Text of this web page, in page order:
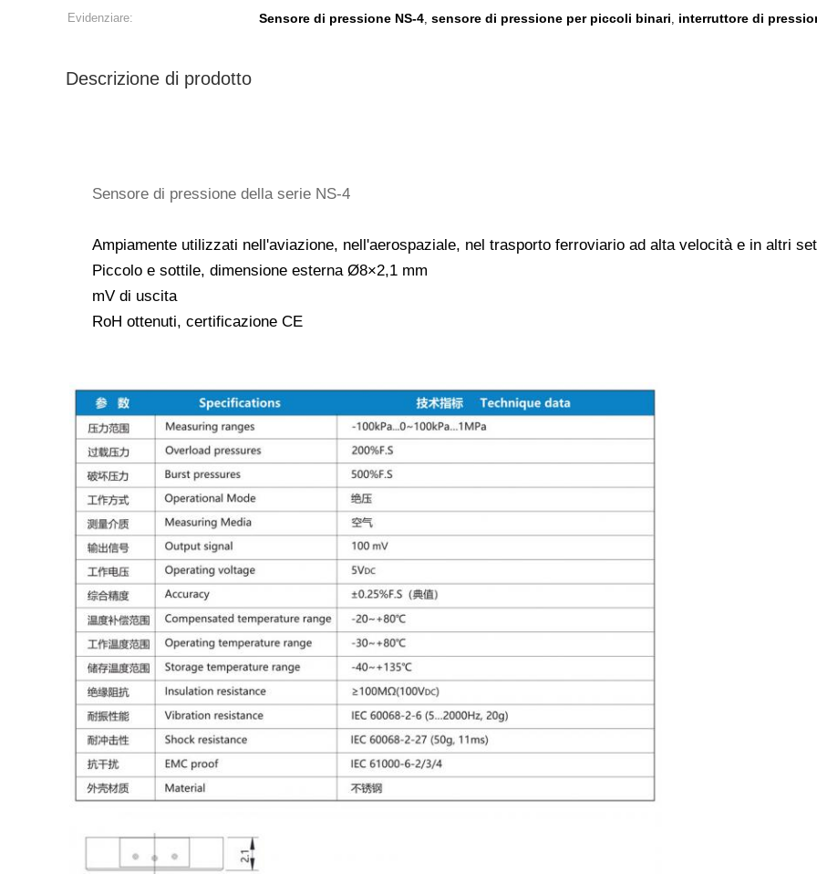
Evidenziare: Sensore di pressione NS-4, sensore di pressione per piccoli binari, interruttore di
Descrizione di prodotto
Sensore di pressione della serie NS-4
Ampiamente utilizzati nell'aviazione, nell'aerospaziale, nel trasporto ferroviario ad alta velocità e in altri
Piccolo e sottile, dimensione esterna Ø8×2,1 mm
mV di uscita
RoH ottenuti, certificazione CE